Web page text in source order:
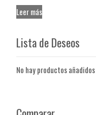
Leer más
Lista de Deseos
No hay productos